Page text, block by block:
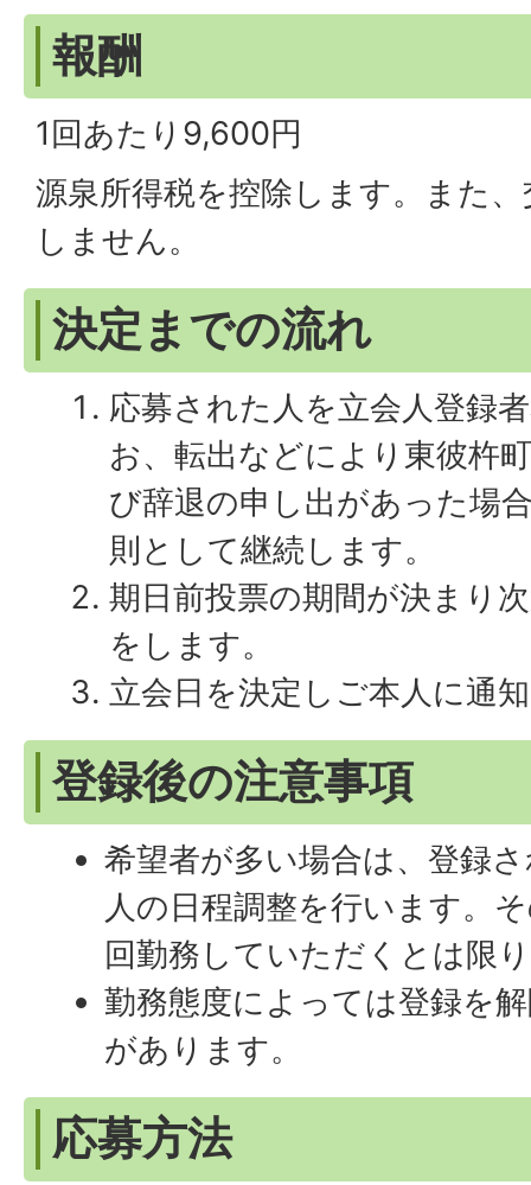
報酬
1回あたり9,600円
源泉所得税を控除します。また
しません。
決定までの流れ
応募された人を立会人登録
お、転出などにより東彼杵
び辞退の申し出があった場
則として継続します。
期日前投票の期間が決まり
をします。
立会日を決定しご本人に通
登録後の注意事項
希望者が多い場合は、登録
人の日程調整を行います。
回勤務していただくとは限
勤務態度によっては登録を
があります。
応募方法